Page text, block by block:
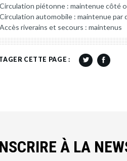
Circulation piétonne : maintenue côté
Circulation automobile : maintenue par
Accès riverains et secours : maintenus
CETTE PAGE :
À LA